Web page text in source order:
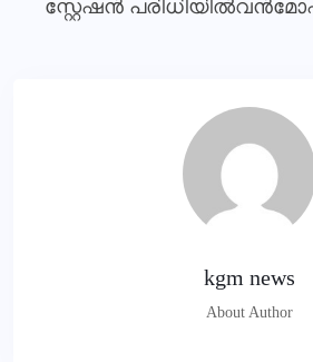
സ്റ്റേഷൻ
kgm news
About Author